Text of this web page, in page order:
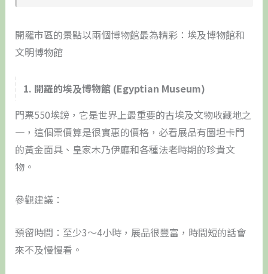
開羅市區的景點以兩個博物館最為精彩：埃及博物館和
文明博物館
1. 開羅的埃及博物館 (Egyptian Museum)
門票550埃鎊，它是世界上最重要的古埃及文物收藏地之
一，這個票價算是很實惠的價格，必看展品有圖坦卡門
的黃金面具、皇家木乃伊廳和各種法老時期的珍貴文
物。
參觀建議：
預留時間：至少3～4小時，展品很豐富，時間短的話會
來不及慢慢看。